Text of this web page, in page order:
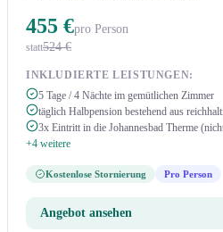
455 €pro Person
statt524 €
INKLUDIERTE LEISTUNGEN:
5 Tage / 4 Nächte im gemütlichen Zimmer
täglich Halbpension bestehend aus
3x Eintritt in die Johannesbad Therme
+4 weitere
Kostenlose Stornierung Pro Person
Angebot ansehen